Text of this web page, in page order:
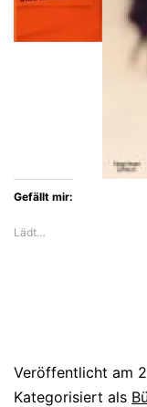
Gefällt mir:
Lädt…
Veröffentlicht am
Kategorisiert als